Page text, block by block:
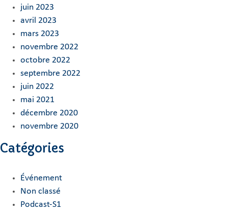
juin 2023
avril 2023
mars 2023
novembre 2022
octobre 2022
septembre 2022
juin 2022
mai 2021
décembre 2020
novembre 2020
Catégories
Événement
Non classé
Podcast-S1